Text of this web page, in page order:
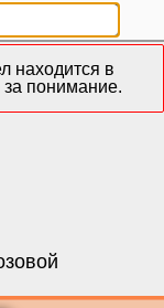
находится в
за понимание.